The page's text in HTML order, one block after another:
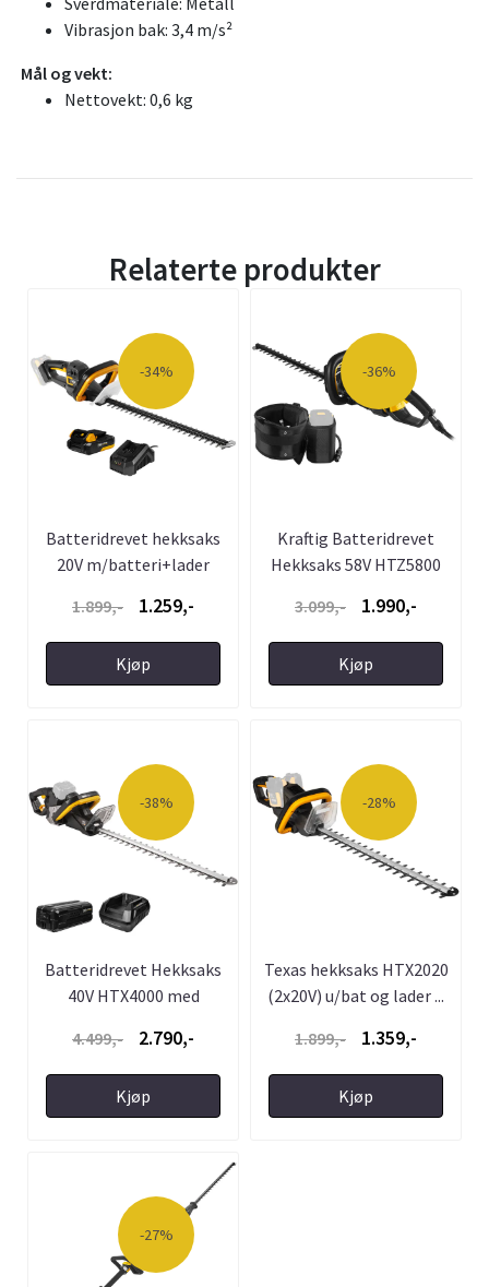
Vibrasjon bak: 3,4 m/s²
Mål og vekt:
Nettovekt: 0,6 kg
Relaterte produkter
-34%
Batteridrevet hekksaks
20V m/batteri+lader
1.899,- 1.259,-
Kjøp
-36%
Kraftig Batteridrevet
Hekksaks 58V HTZ5800
3.099,- 1.990,-
Kjøp
-38%
Batteridrevet Hekksaks
40V HTX4000 med
4.499,- 2.790,-
Kjøp
-28%
Texas hekksaks HTX2020
(2x20V) u/bat og lader ...
1.899,-
1.359,-
Kjøp
-27%